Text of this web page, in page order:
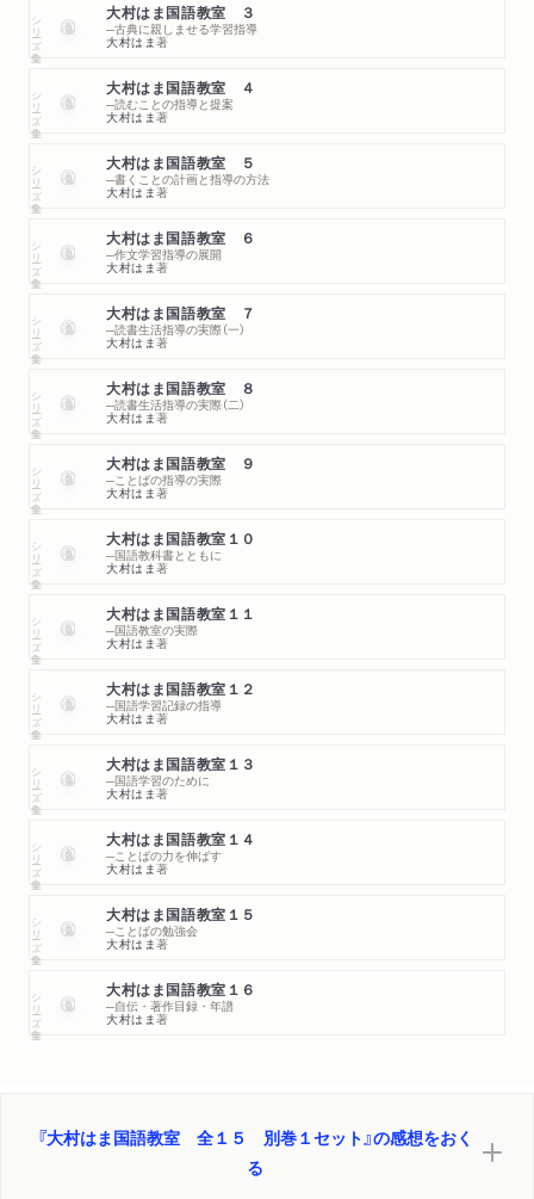
シリーズ・全集 大村はま国語教室 ３
─古典に親しませる学習指導
大村はま著
シリーズ・全集 大村はま国語教室 ４
─読むことの指導と提案
大村はま著
シリーズ・全集 大村はま国語教室 ５
─書くことの計画と指導の方法
大村はま著
シリーズ・全集 大村はま国語教室 ６
─作文学習指導の展開
大村はま著
シリーズ・全集 大村はま国語教室 ７
─読書生活指導の実際（一）
大村はま著
シリーズ・全集 大村はま国語教室 ８
─読書生活指導の実際（二）
大村はま著
シリーズ・全集 大村はま国語教室 ９
─ことばの指導の実際
大村はま著
シリーズ・全集 大村はま国語教室１０
─国語教科書とともに
大村はま著
シリーズ・全集 大村はま国語教室１１
─国語教室の実際
大村はま著
シリーズ・全集 大村はま国語教室１２
─国語学習記録の指導
大村はま著
シリーズ・全集 大村はま国語教室１３
─国語学習のために
大村はま著
シリーズ・全集 大村はま国語教室１４
─ことばの力を伸ばす
大村はま著
シリーズ・全集 大村はま国語教室１５
─ことばの勉強会
大村はま著
シリーズ・全集 大村はま国語教室１６
─自伝・著作目録・年譜
大村はま著
『大村はま国語教室 全１５ 別巻１セット』の感想をおく
る